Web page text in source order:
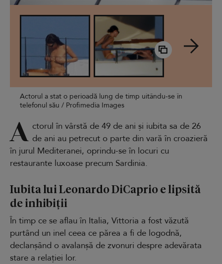
Actorul a stat o perioadă lung de timp uitându-se în
telefonul său / Profimedia Images
A ctorul în vârstă de 49 de ani și iubita sa de 26
de ani au petrecut o parte din vară în croazieră
în jurul Mediteranei, oprindu-se în locuri cu
restaurante luxoase precum Sardinia.
Iubita lui Leonardo DiCaprio e lipsită
de inhibiții
În timp ce se aflau în Italia, Vittoria a fost văzută
purtând un inel ceea ce părea a fi de logodnă,
declanșând o avalanșă de zvonuri despre adevărata
stare a relației lor.